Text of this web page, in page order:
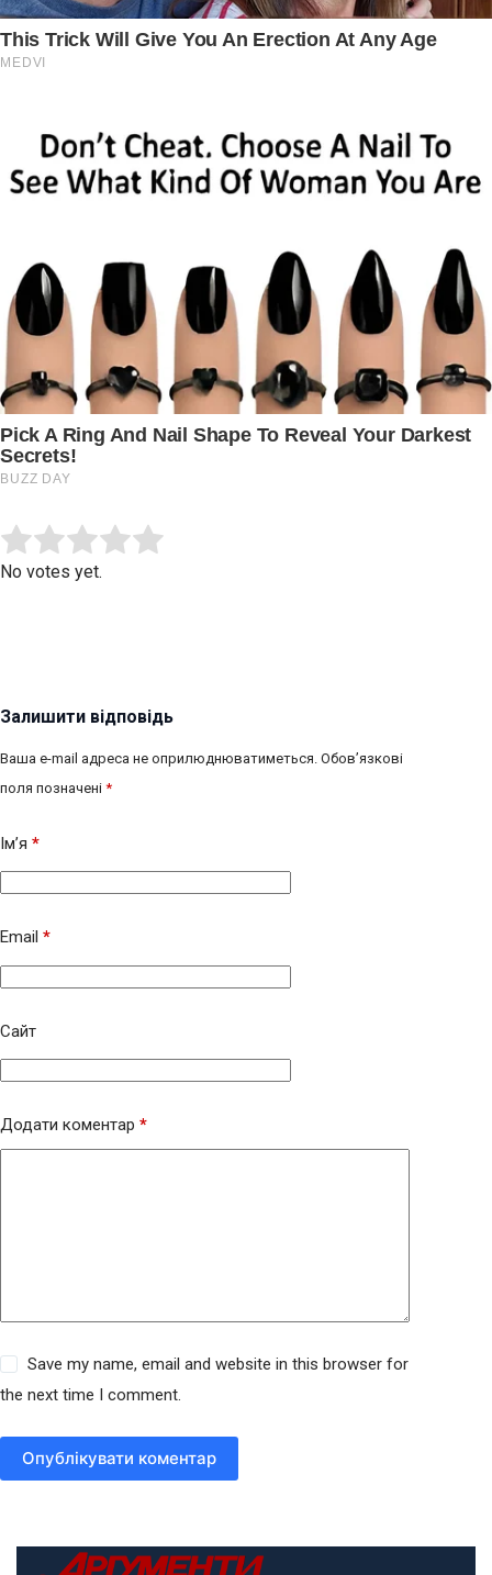
Rate this item:
No votes yet.
Залишити відповідь
Ваша e-mail адреса не оприлюднюватиметься. Обов’язкові
поля позначені *
Ім’я *
Email *
Сайт
Додати коментар *
Save my name, email and website in this browser for
the next time I comment.
Опублікувати коментар